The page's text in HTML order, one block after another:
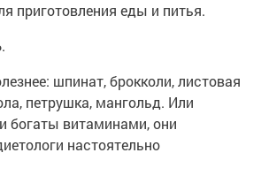
приготовления еды и питья.
шпинат, брокколи, листовая
петрушка, мангольд. Или
витаминами, они
настоятельно